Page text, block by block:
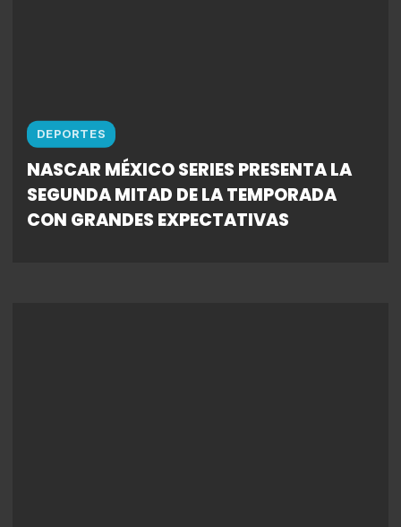
DEPORTES
NASCAR MÉXICO SERIES PRESENTA LA
SEGUNDA MITAD DE LA TEMPORADA
CON GRANDES EXPECTATIVAS